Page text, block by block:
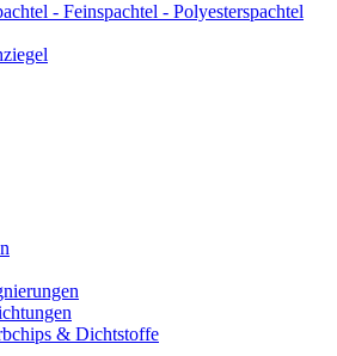
- Feinspachtel - Polyesterspachtel
& Dichtstoffe